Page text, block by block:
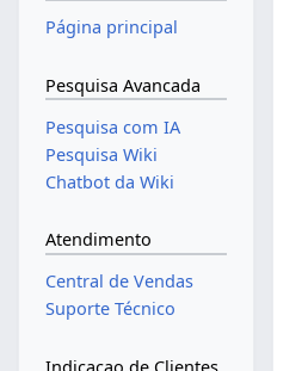
Página principal
Pesquisa Avancada
Pesquisa com IA
Pesquisa Wiki
Chatbot da Wiki
Atendimento
Central de Vendas
Suporte Técnico